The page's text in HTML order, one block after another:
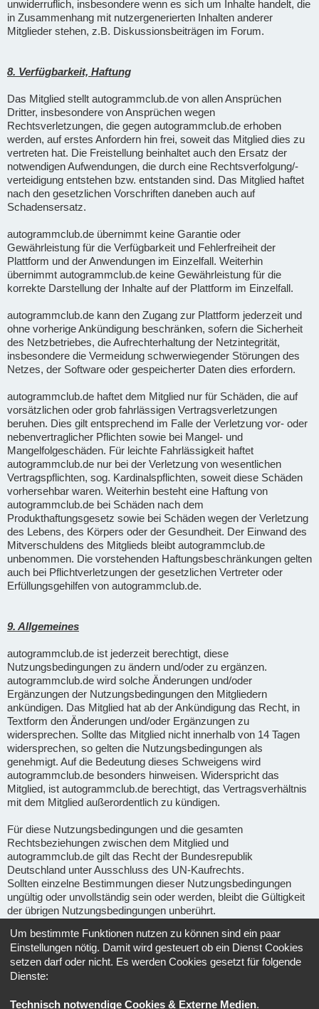
unwiderruflich, insbesondere wenn es sich um Inhalte handelt, die
in Zusammenhang mit nutzergenerierten Inhalten anderer
Mitglieder stehen, z.B. Diskussionsbeiträgen im Forum.
8. Verfügbarkeit, Haftung
Das Mitglied stellt autogrammclub.de von allen Ansprüchen
Dritter, insbesondere von Ansprüchen wegen
Rechtsverletzungen, die gegen autogrammclub.de erhoben
werden, auf erstes Anfordern hin frei, soweit das Mitglied dies zu
vertreten hat. Die Freistellung beinhaltet auch den Ersatz der
notwendigen Aufwendungen, die durch eine Rechtsverfolgung/-
verteidigung entstehen bzw. entstanden sind. Das Mitglied haftet
nach den gesetzlichen Vorschriften daneben auch auf
Schadensersatz.
autogrammclub.de übernimmt keine Garantie oder
Gewährleistung für die Verfügbarkeit und Fehlerfreiheit der
Plattform und der Anwendungen im Einzelfall. Weiterhin
übernimmt autogrammclub.de keine Gewährleistung für die
korrekte Darstellung der Inhalte auf der Plattform im Einzelfall.
autogrammclub.de kann den Zugang zur Plattform jederzeit und
ohne vorherige Ankündigung beschränken, sofern die Sicherheit
des Netzbetriebes, die Aufrechterhaltung der Netzintegrität,
insbesondere die Vermeidung schwerwiegender Störungen des
Netzes, der Software oder gespeicherter Daten dies erfordern.
autogrammclub.de haftet dem Mitglied nur für Schäden, die auf
vorsätzlichen oder grob fahrlässigen Vertragsverletzungen
beruhen. Dies gilt entsprechend im Falle der Verletzung vor- oder
nebenvertraglicher Pflichten sowie bei Mangel- und
Mangelfolgeschäden. Für leichte Fahrlässigkeit haftet
autogrammclub.de nur bei der Verletzung von wesentlichen
Vertragspflichten, sog. Kardinalspflichten, soweit diese Schäden
vorhersehbar waren. Weiterhin besteht eine Haftung von
autogrammclub.de bei Schäden nach dem
Produkthaftungsgesetz sowie bei Schäden wegen der Verletzung
des Lebens, des Körpers oder der Gesundheit. Der Einwand des
Mitverschuldens des Mitglieds bleibt autogrammclub.de
unbenommen. Die vorstehenden Haftungsbeschränkungen gelten
auch bei Pflichtverletzungen der gesetzlichen Vertreter oder
Erfüllungsgehilfen von autogrammclub.de.
9. Allgemeines
autogrammclub.de ist jederzeit berechtigt, diese
Nutzungsbedingungen zu ändern und/oder zu ergänzen.
autogrammclub.de wird solche Änderungen und/oder
Ergänzungen der Nutzungsbedingungen den Mitgliedern
ankündigen. Das Mitglied hat ab der Ankündigung das Recht, in
Textform den Änderungen und/oder Ergänzungen zu
widersprechen. Sollte das Mitglied nicht innerhalb von 14 Tagen
widersprechen, so gelten die Nutzungsbedingungen als
genehmigt. Auf die Bedeutung dieses Schweigens wird
autogrammclub.de besonders hinweisen. Widerspricht das
Mitglied, ist autogrammclub.de berechtigt, das Vertragsverhältnis
mit dem Mitglied außerordentlich zu kündigen.
Für diese Nutzungsbedingungen und die gesamten
Rechtsbeziehungen zwischen dem Mitglied und
autogrammclub.de gilt das Recht der Bundesrepublik
Deutschland unter Ausschluss des UN-Kaufrechts.
Sollten einzelne Bestimmungen dieser Nutzungsbedingungen
ungültig oder unvollständig sein oder werden, bleibt die Gültigkeit
der übrigen Nutzungsbedingungen unberührt.
Gerichtsstand für alle im Zusammenhang mit Ape-fans
entstehenden Streitigkeiten ist, soweit gesetzlich zulässig, der
Sitz von Ape-fans.
sind in derDatenschutzerklärungenthalten.
Um bestimmte Funktionen nutzen zu können sind ein paar
Einstellungen nötig. Damit wird gesteuert ob ein Dienst Cookies
setzen darf oder nicht. Es werden Cookies gesetzt für folgende
Dienste:
Technisch notwendige Cookies & Externe Medien.